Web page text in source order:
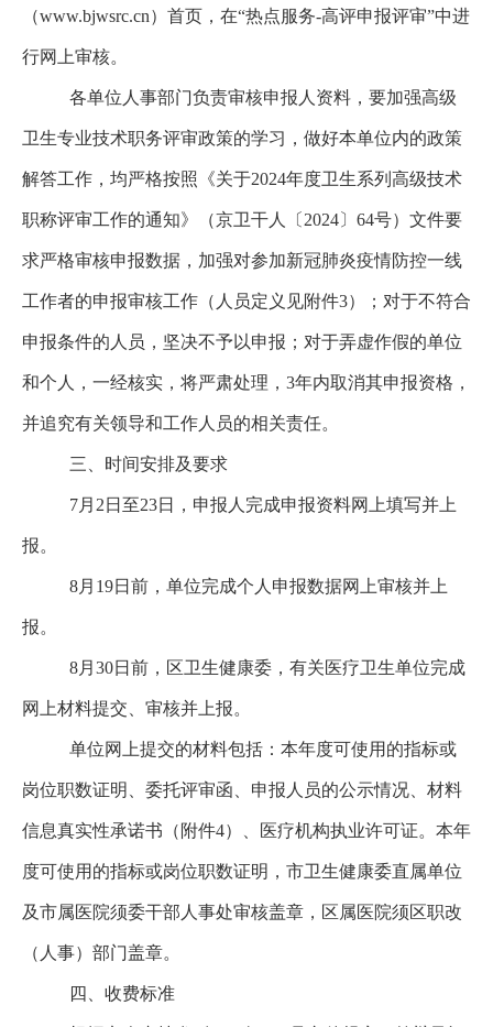
（www.bjwsrc.cn）首页，在“热点服务-高评申报评审”中进
行网上审核。
各单位人事部门负责审核申报人资料， 要加强高级
卫生专业技术职务评审政策的学习，做好本单位内的政策
解答工作，均严格按照《关于2024年度卫生系列高级技术
职称评审工作的通知》（京卫干人〔2024〕64号）文件要
求严格审核申报数据，加强对参加新冠肺炎疫情防控一线
工作者的申报审核工作（人员定义见附件3）；对于不符合
申报条件的人员，坚决不予以申报；对于弄虚作假的单位
和个人，一经核实，将严肃处理，3年内取消其申报资格，
并追究有关领导和工作人员的相关责任。
三、时间安排及要求
7月2日至23日，申报人完成申报资料网上填写并上
报。
8月19日前，单位完成个人申报数据网上审核并上
报。
8月30日前，区卫生健康委，有关医疗卫生单位完成
网上材料提交、审核并上报。
单位网上提交的材料包括：本年度可使用的指标或
岗位职数证明、委托评审函、申报人员的公示情况、材料
信息真实性承诺书（附件4）、医疗机构执业许可证。本年
度可使用的指标或岗位职数证明，市卫生健康委直属单位
及市属医院须委干部人事处审核盖章，区属医院须区职改
（人事）部门盖章。
四、收费标准